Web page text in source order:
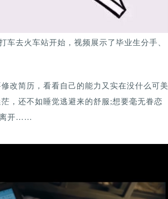
车去火车站开始，视频展示了毕业生分手、
改简历，看看自己的能力又实在没什么可美
，还不如睡觉逃避来的舒服;想要毫无眷恋
离开……